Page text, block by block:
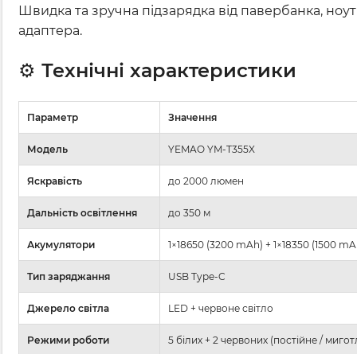
Швидка та зручна підзарядка від павербанка,
адаптера.
⚙️ Технічні характеристики
Параметр Значення
Модель YEMAO YM-T355X
Яскравість до 2000 люмен
Дальність освітлення до 350 м
Акумулятори 1×18650 (3200 mAh) + 1×18350 (1500
Тип заряджання USB Type-C
Джерело світла LED + червоне світло
Режими роботи 5 білих + 2 червоних (постійне /